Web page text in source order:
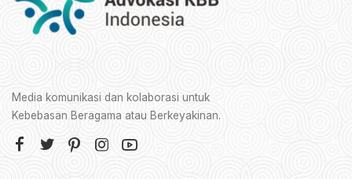
Media komunikasi dan kolaborasi untuk
Kebebasan Beragama atau Berkeyakinan.